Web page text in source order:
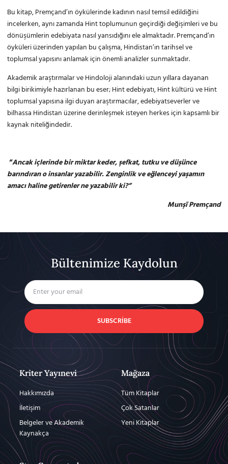
Bu kitap, Premçand’ın öykülerinde kadının nasıl temsil edildiğini
incelerken, aynı zamanda Hint toplumunun geçirdiği değişimleri ve bu
dönüşümlerin edebiyata nasıl yansıdığını ele almaktadır. Premçand’ın
öyküleri üzerinden yapılan bu çalışma, Hindistan’ın tarihsel ve
toplumsal yapısını anlamak için önemli analizler sunmaktadır.
Akademik araştırmalar ve Hindoloji alanındaki uzun yıllara dayanan
bilgi birikimiyle hazırlanan bu eser; Hint edebiyatı, Hint kültürü ve Hint
toplumsal yapısına ilgi duyan araştırmacılar, edebiyatseverler ve
bilhassa Hindistan üzerine derinleşmek isteyen herkes için kapsamlı bir
kaynak niteliğindedir.
“Ancak içlerinde bir miktar keder, şefkat, tutku ve düşünce
barındıran o insanlar yazabilir. Zenginlik ve eğlenceyi yaşamın
amacı haline getirenler ne yazabilir ki?”
Munşī Premçand
Bültenimize Kaydolun
SUBSCRIBE
Kriter Yayınevi
Hakkımızda
İletişim
Belgeler ve Akademik
Kaynakça
Mağaza
Tüm Kitaplar
Çok Satanlar
Yeni Kitaplar